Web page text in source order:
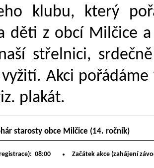
klubu, který
děti z obcí Milčice
střelnici,
Akci
plakát.
starosty obce Milčice (14. ročník)
08:00 Začátek akce (zahájení